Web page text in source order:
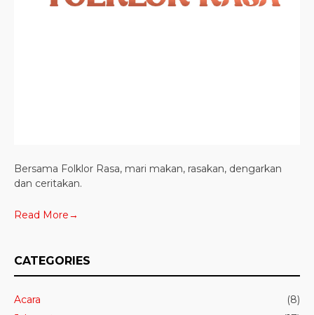
Bersama Folklor Rasa, mari makan, rasakan, dengarkan
dan ceritakan.
Read More→
CATEGORIES
Acara
(8)